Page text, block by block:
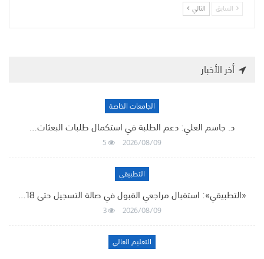
السابق التالي
أخر الأخبار
الجامعات الخاصة
د. جاسم العلي: دعم الطلبة في استكمال طلبات البعثات…
2026/08/09
5
التطبيقي
«التطبيقي»: استقبال مراجعي القبول في صالة التسجيل حتى 18…
2026/08/09
3
التعليم العالي